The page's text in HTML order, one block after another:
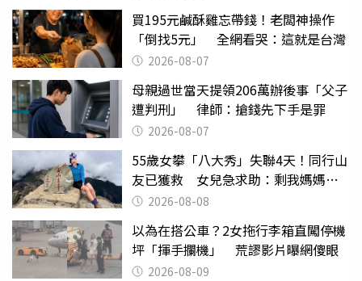
買195元鹹酥雞忘帶錢！老闆神操作
「倒找5元」 全網看哭：這就是台灣
2026-08-07
母親過世當天提領206萬辦後事「父子
遭判刑」 律師：搶錢先下手是罪
2026-08-07
55歲女攀「八大秀」失聯4天！同行山
友已獲救 女兒急求助：剩我媽媽還
沒找到
2026-08-08
以為在搭公車？2女拖行李箱直闖停機
坪「揮手攔機」 荒謬影片曝網傻眼
2026-08-09